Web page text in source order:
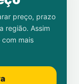
preço, prazo
região. Assim
com mais